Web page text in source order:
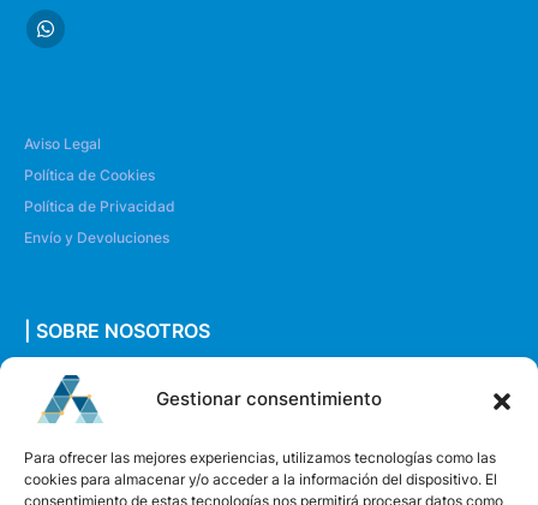
Gestionar consentimiento
Para ofrecer las mejores experiencias, utilizamos tecnologías como las
cookies para almacenar y/o acceder a la información del dispositivo. El
consentimiento de estas tecnologías nos permitirá procesar datos como
Aviso Legal
Política de Cookies
Política de Privacidad
Envío y Devoluciones
| SOBRE NOSOTROS
Quiénes somos
Envíanos un mensaje